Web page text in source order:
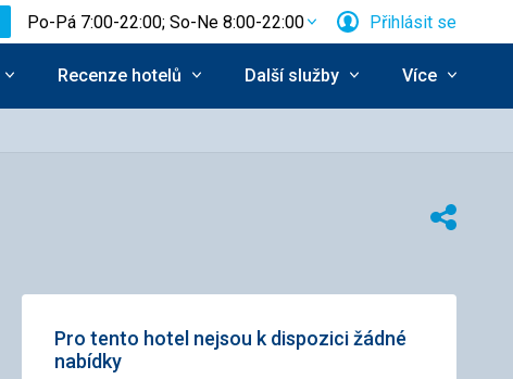
Po-Pá 7:00-22:00; So-Ne 8:00-22:00 Přihlásit se
Recenze hotelů Další služby Více
Sdílet
Pro tento hotel nejsou k dispozici žádné
nabídky